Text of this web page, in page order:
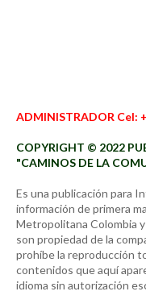
ADMINISTRADOR Cel:
COPYRIGHT © 2022
"CAMINOS DE LA
Es una publicación para
información de primera
Metropolitana Colombia
son propiedad de la
prohíbe la reproducción
contenidos que aquí
idioma sin autorización